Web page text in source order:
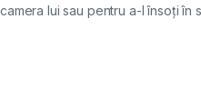
lui sau pentru a-l însoți în